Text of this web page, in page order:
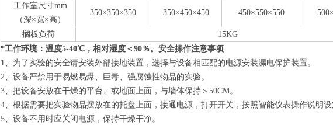
工作室尺寸mm
（深×宽×高）
350×350×350 350×450×450 450×550×550
搁板负荷
15KG
*工作环境：温度5-40℃，相对湿度＜90％。 安全操作注意事项
1、为了实验的安全请安装外部接地装置，选择与设备相匹配的电源安装漏电保护装置。
2、设备严禁用于易燃易爆、巨毒、强腐蚀性物品的实验。
3、把设备安放在干燥的平台、或地面上面，与墙体保持＞50CM。
4、根据需要把实验物品摆放在的托盘上面，接通电源，打开开关，按照智能仪表操作说明设
5、设备不用时应关闭电源，保持干燥干净。